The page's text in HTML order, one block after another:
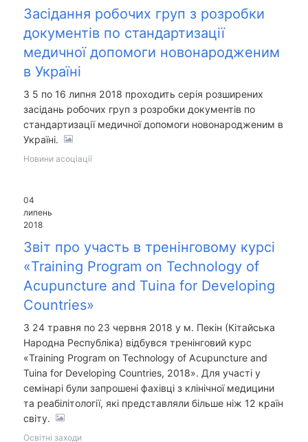
Засідання робочих груп з розробки
документів по стандартизації
медичної допомоги новонародженим
в Україні
З 5 по 16 липня 2018 проходить серія розширених
засідань робочих груп з розробки документів по
стандартизації медичної допомоги новонародженим в
Україні.
Новини асоціації
04
липень
2018
Звіт про участь в тренінговому курсі
«Training Program on Technology of
Acupuncture and Tuina for Developing
Countries»
З 24 травня по 23 червня 2018 у м. Пекін (Кітайська
Народна Республіка) відбувся тренінговий курс
«Training Program on Technology of Acupuncture and
Tuina for Developing Countries, 2018». Для участі у
семінарі були запрошені фахівці з клінічної медицини
та реабілітології, які представляли більше ніж 12 країн
світу.
Освітні заходи